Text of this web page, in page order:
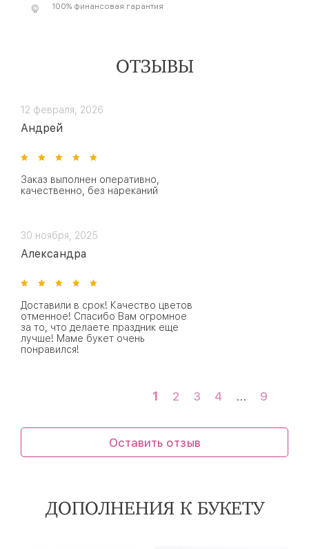
100% финансовая гарантия
ОТЗЫВЫ
12 февраля, 2026
Андрей
Заказ выполнен оперативно,
качественно, без нареканий
30 ноября, 2025
Александра
Доставили в срок! Качество цветов
отменное! Спасибо Вам огромное
за то, что делаете праздник еще
лучше! Маме букет очень
понравился!
1 2 3 4 ... 9
Оставить отзыв
ДОПОЛНЕНИЯ К БУКЕТУ